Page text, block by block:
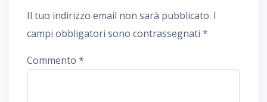
Il tuo indirizzo email non sarà pubblicato. I
campi obbligatori sono contrassegnati *
Commento *